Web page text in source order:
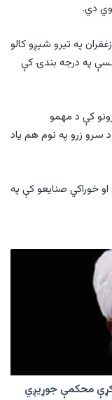
دي.
په تیرو شپږو کالو
په درجه بندۍ کې
کې د مهمو
د سرو زرو په نوم هم یاد
خوراکي صنایعو کې په
محکمې جوړیږي